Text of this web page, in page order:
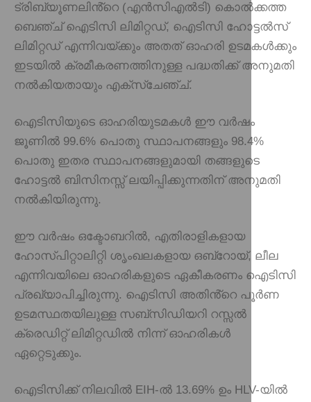
ട്രിബ്യൂണലിൻ്റെ (എൻസിഎൽടി) കൊൽക്കത്ത
ബെഞ്ച് ഐടിസി ലിമിറ്റഡ്, ഐടിസി ഹോട്ടൽസ്
ലിമിറ്റഡ് എന്നിവയ്‌ക്കും അതത് ഓഹരി ഉടമകൾക്കും
ഇടയിൽ ക്രമീകരണത്തിനുള്ള പദ്ധതിക്ക് അനുമതി
നൽകിയതായും എക്‌സ്‌ചേഞ്ച്.
ഐടിസിയുടെ ഓഹരിയുടമകൾ ഈ വർഷം
ജൂണിൽ 99.6% പൊതു സ്ഥാപനങ്ങളും 98.4%
പൊതു ഇതര സ്ഥാപനങ്ങളുമായി തങ്ങളുടെ
ഹോട്ടൽ ബിസിനസ്സ് ലയിപ്പിക്കുന്നതിന് അനുമതി
നൽകിയിരുന്നു.
ഈ വർഷം ഒക്ടോബറിൽ, എതിരാളികളായ
ഹോസ്പിറ്റാലിറ്റി ശൃംഖലകളായ ഒബ്‌റോയ്, ലീല
എന്നിവയിലെ ഓഹരികളുടെ ഏകീകരണം ഐടിസി
പ്രഖ്യാപിച്ചിരുന്നു. ഐടിസി അതിൻ്റെ പൂർണ
ഉടമസ്ഥതയിലുള്ള സബ്സിഡിയറി റസ്സൽ
ക്രെഡിറ്റ് ലിമിറ്റഡിൽ നിന്ന് ഓഹരികൾ
ഏറ്റെടുക്കും.
ഐടിസിക്ക് നിലവിൽ EIH-ൽ 13.69% ഉം HLV-യിൽ